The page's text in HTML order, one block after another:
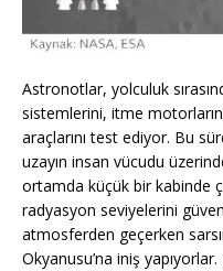
Astronotlar, yolculuk
sistemlerini, itme
araçlarını test ediyor. Bu
uzayın insan vücudu
ortamda küçük bir kabinde
radyasyon seviyelerini
atmosferden geçerken
Okyanusu’na iniş